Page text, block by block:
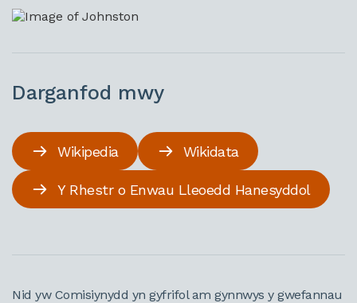
Darganfod mwy
Wikipedia Wikidata
Y Rhestr o Enwau Lleoedd Hanesyddol
Nid yw Comisiynydd yn gyfrifol am gynnwys y gwefannau